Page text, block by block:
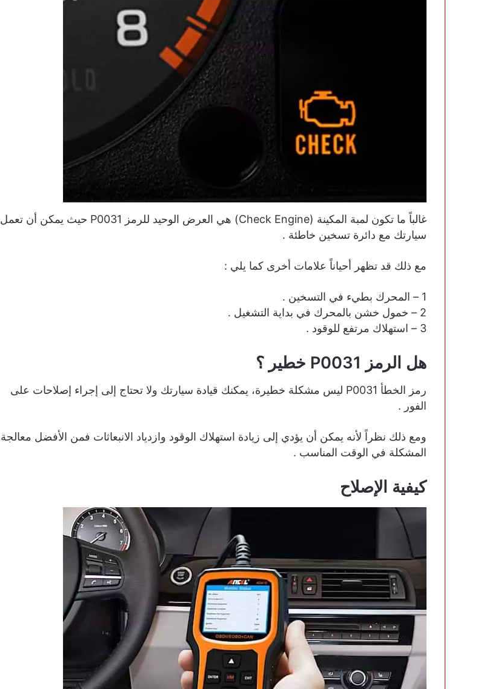
غالباً ما تكون لمبة المكينة (Check Engine) هي العرض الوحيد للرمز P0031 حيث يمكن أن تعمل
سيارتك مع دائرة تسخين خاطئة .
مع ذلك قد تظهر أحياناً علامات أخرى كما يلي :
1 – المحرك بطيء في التسخين .
2 – خمول خشن بالمحرك في بداية التشغيل .
3 – استهلاك مرتفع للوقود .
هل الرمز P0031 خطير ؟
رمز الخطأ P0031 ليس مشكلة خطيرة، يمكنك قيادة سيارتك ولا تحتاج إلى إجراء إصلاحات على
الفور .
ومع ذلك نظراً لأنه يمكن أن يؤدي إلى زيادة استهلاك الوقود وازدياد الانبعاثات فمن الأفضل معالجة
المشكلة في الوقت المناسب .
كيفية الإصلاح